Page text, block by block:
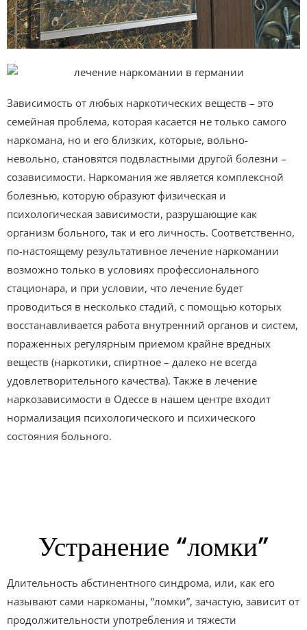
Зависимость от любых наркотических веществ – это
семейная проблема, которая касается не только самого
наркомана, но и его близких, которые, вольно-
невольно, становятся подвластными другой болезни –
созависимости. Наркомания же является комплексной
болезнью, которую образуют физическая и
психологическая зависимости, разрушающие как
организм больного, так и его личность. Соответственно,
по-настоящему результативное лечение наркомании
возможно только в условиях профессионального
стационара, и при условии, что лечение будет
проводиться в несколько стадий, с помощью которых
восстанавливается работа внутренний органов и систем,
пораженных регулярным приемом крайне вредных
веществ (наркотики, спиртное – далеко не всегда
удовлетворительного качества). Также в лечение
наркозависимости в Одессе в нашем центре входит
нормализация психологического и психического
состояния больного.
Устранение “ломки”
Длительность абстинентного синдрома, или, как его
называют сами наркоманы, “ломки”, зачастую, зависит от
продолжительности употребления и тяжести